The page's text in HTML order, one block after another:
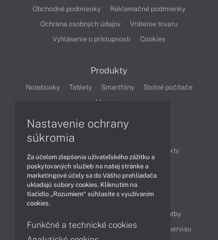
Obchodné podmienky
Reklamačné podmienky
Ochrana osobných údajov
Vrátenie tovaru
Vyhlásenie o prístupnosti
Cookies
Produkty
Notebooky Tablety Smartfóny
Stolné počítače
Monitory
Produkty
Technológie
Videá
Obsah
Možnosti doručenia a platby
Podpora a servis
Servisné služby Cenník servisu
Nastavenie ochrany
súkromia
Za účelom zlepšenia užívateľského zážitku a
poskytovaných služieb na našej stránke a
marketingové účely sa do Vášho prehliadača
ukladajú súbory cookies. Kliknutím na
tlačidlo „Rozumiem“ súhlasíte s využívaním
cookies.
Funkčné a technické cookies